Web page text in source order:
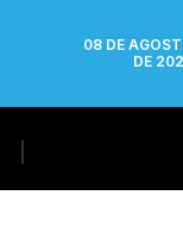
08 DE
DE